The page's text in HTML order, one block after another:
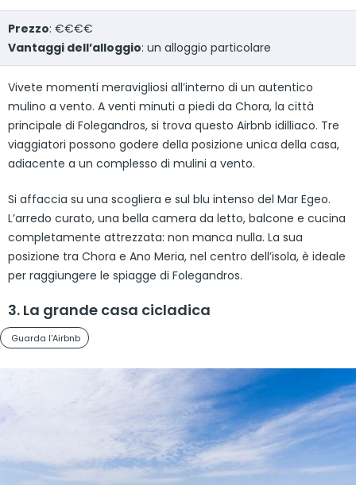
Prezzo: €€€€
Vantaggi dell’alloggio: un alloggio particolare
Vivete momenti meravigliosi all’interno di un autentico
mulino a vento. A venti minuti a piedi da Chora, la città
principale di Folegandros, si trova questo Airbnb idilliaco. Tre
viaggiatori possono godere della posizione unica della casa,
adiacente a un complesso di mulini a vento.
Si affaccia su una scogliera e sul blu intenso del Mar Egeo.
L’arredo curato, una bella camera da letto, balcone e cucina
completamente attrezzata: non manca nulla. La sua
posizione tra Chora e Ano Meria, nel centro dell’isola, è ideale
per raggiungere le spiagge di Folegandros.
3. La grande casa cicladica
Guarda l'Airbnb